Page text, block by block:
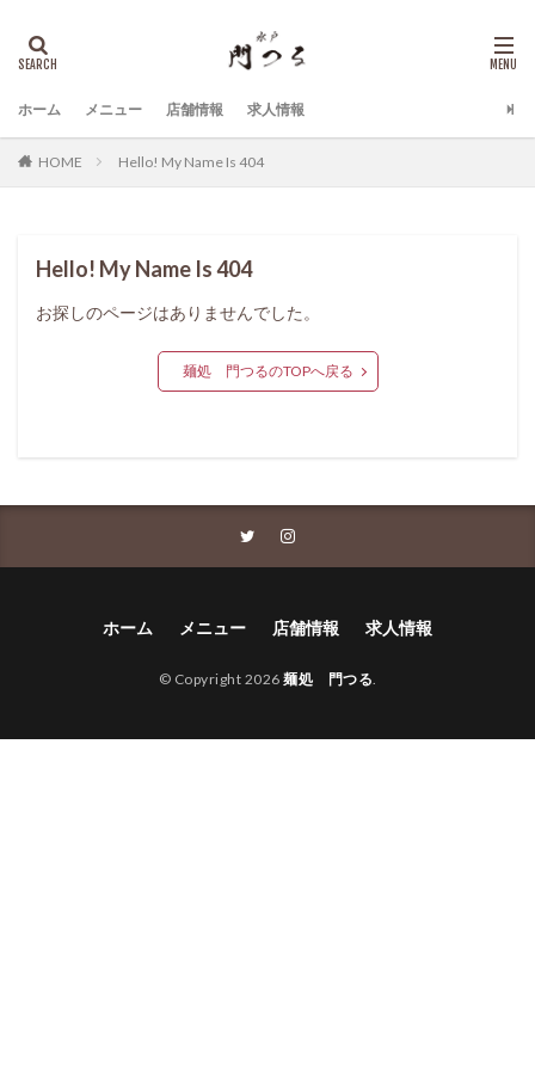
ホーム メニュー 店舗情報 求人情報
HOME Hello! My Name Is 404
Hello! My Name Is 404
お探しのページはありませんでした。
麺処 門つるのTOPへ戻る
ホーム メニュー 店舗情報 求人情報
© Copyright 2026 麺処 門つる.